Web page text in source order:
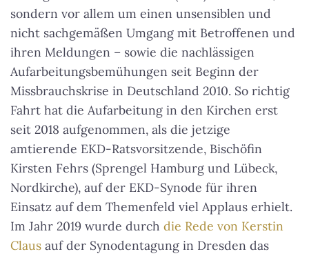
sondern vor allem um einen unsensiblen und
nicht sachgemäßen Umgang mit Betroffenen und
ihren Meldungen – sowie die nachlässigen
Aufarbeitungsbemühungen seit Beginn der
Missbrauchskrise in Deutschland 2010. So richtig
Fahrt hat die Aufarbeitung in den Kirchen erst
seit 2018 aufgenommen, als die jetzige
amtierende EKD-Ratsvorsitzende, Bischöfin
Kirsten Fehrs (Sprengel Hamburg und Lübeck,
Nordkirche), auf der EKD-Synode für ihren
Einsatz auf dem Themenfeld viel Applaus erhielt.
Im Jahr 2019 wurde durch die Rede von Kerstin
Claus auf der Synodentagung in Dresden das